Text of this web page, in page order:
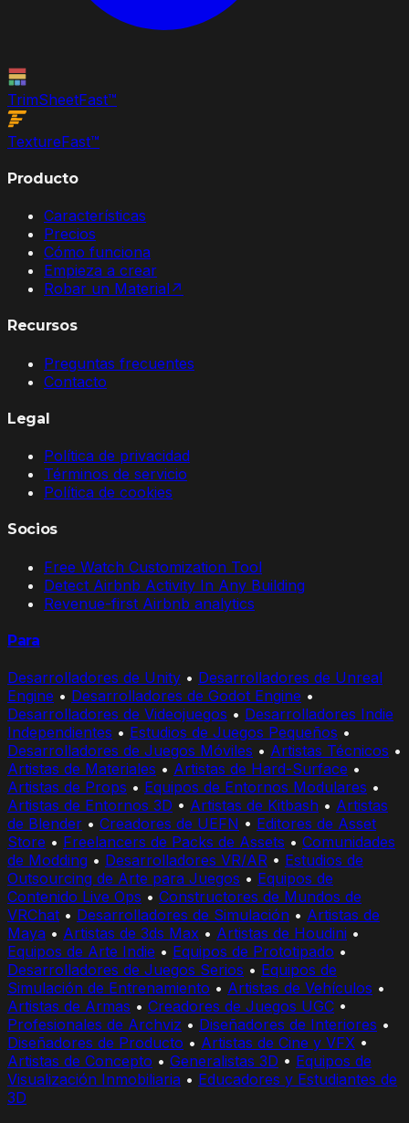
TrimSheetFast™
TextureFast™
Producto
Características
Precios
Cómo funciona
Empieza a crear
Robar un Material↗
Recursos
Preguntas frecuentes
Contacto
Legal
Política de privacidad
Términos de servicio
Política de cookies
Socios
Free Watch Customization Tool
Detect Airbnb Activity In Any Building
Revenue-first Airbnb analytics
Para
Desarrolladores de Unity • Desarrolladores de Unreal
Engine • Desarrolladores de Godot Engine •
Desarrolladores de Videojuegos • Desarrolladores Indie
Independientes • Estudios de Juegos Pequeños •
Desarrolladores de Juegos Móviles • Artistas Técnicos •
Artistas de Materiales • Artistas de Hard-Surface •
Artistas de Props • Equipos de Entornos Modulares •
Artistas de Entornos 3D • Artistas de Kitbash • Artistas
de Blender • Creadores de UEFN • Editores de Asset
Store • Freelancers de Packs de Assets • Comunidades
de Modding • Desarrolladores VR/AR • Estudios de
Outsourcing de Arte para Juegos • Equipos de
Contenido Live Ops • Constructores de Mundos de
VRChat • Desarrolladores de Simulación • Artistas de
Maya • Artistas de 3ds Max • Artistas de Houdini •
Equipos de Arte Indie • Equipos de Prototipado •
Desarrolladores de Juegos Serios • Equipos de
Simulación de Entrenamiento • Artistas de Vehículos •
Artistas de Armas • Creadores de Juegos UGC •
Profesionales de Archviz • Diseñadores de Interiores •
Diseñadores de Producto • Artistas de Cine y VFX •
Artistas de Concepto • Generalistas 3D • Equipos de
Visualización Inmobiliaria • Educadores y Estudiantes de
3D